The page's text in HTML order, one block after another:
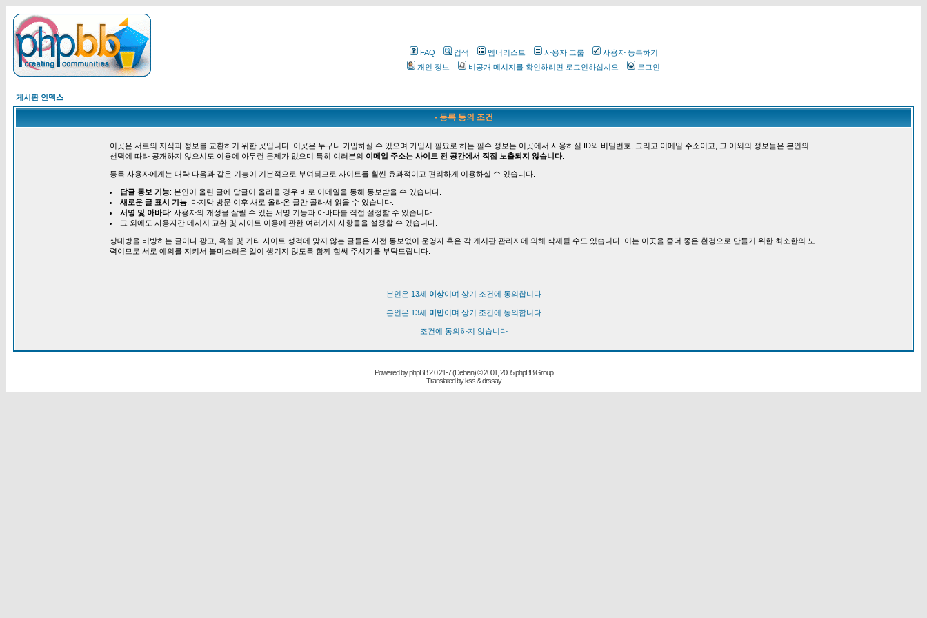
FAQ 검색 멤버리스트 사용자 그룹
사용자 등록하기
개인 정보
비공개 메시지를 확인하려면 로그인하십시오 로그인
게시판 인덱스
- 등록 동의 조건
이곳은 서로의 지식과 정보를 교환하기 위한 곳입니다. 이곳은 누구나 가입하실 수 있으며 가입시 필요로 하는 필수 정보는 이곳에서 사용하실 ID와 비밀번호, 그리고 이메일 주소이고, 그 이외의 정보들은 본인의
선택에 따라 공개하지 않으셔도 이용에 아무런 문제가 없으며 특히 여러분의 이메일 주소는 사이트 전 공간에서 직접 노출되지 않습니다.
등록 사용자에게는 대략 다음과 같은 기능이 기본적으로 부여되므로 사이트를 훨씬 효과적이고 편리하게 이용하실 수 있습니다.
답글 통보 기능: 본인이 올린 글에 답글이 올라올 경우 바로 이메일을 통해 통보받을 수 있습니다.
새로운 글 표시 기능: 마지막 방문 이후 새로 올라온 글만 골라서 읽을 수 있습니다.
서명 및 아바타: 사용자의 개성을 살릴 수 있는 서명 기능과 아바타를 직접 설정할 수 있습니다.
그 외에도 사용자간 메시지 교환 및 사이트 이용에 관한 여러가지 사항들을 설정할 수 있습니다.
상대방을 비방하는 글이나 광고, 욕설 및 기타 사이트 성격에 맞지 않는 글들은 사전 통보없이 운영자 혹은 각 게시판 관리자에 의해 삭제될 수도 있습니다. 이는 이곳을 좀더 좋은 환경으로 만들기 위한 최소한의 노
력이므로 서로 예의를 지켜서 불미스러운 일이 생기지 않도록 함께 힘써 주시기를 부탁드립니다.
본인은 13세 이상이며 상기 조건에 동의합니다
본인은 13세 미만이며 상기 조건에 동의합니다
조건에 동의하지 않습니다
Powered byphpBB2.0.21-7 (Debian) © 2001, 2005 phpBB Group
Translated by kss & drssay